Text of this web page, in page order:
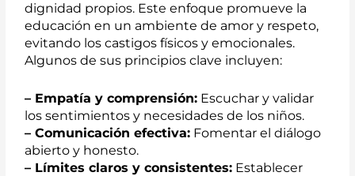
dignidad propios. Este enfoque promueve la
educación en un ambiente de amor y respeto,
evitando los castigos físicos y emocionales.
Algunos de sus principios clave incluyen:
– Empatía y comprensión: Escuchar y validar
los sentimientos y necesidades de los niños.
– Comunicación efectiva: Fomentar el diálogo
abierto y honesto.
– Límites claros y consistentes: Establecer